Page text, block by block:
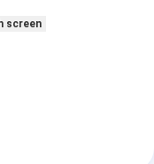
screen